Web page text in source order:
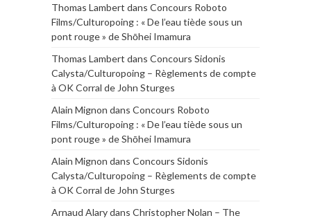
Thomas Lambert dans Concours Roboto
Films/Culturopoing : « De l’eau tiède sous un
pont rouge » de Shōhei Imamura
Thomas Lambert dans Concours Sidonis
Calysta/Culturopoing – Règlements de compte
à OK Corral de John Sturges
Alain Mignon dans Concours Roboto
Films/Culturopoing : « De l’eau tiède sous un
pont rouge » de Shōhei Imamura
Alain Mignon dans Concours Sidonis
Calysta/Culturopoing – Règlements de compte
à OK Corral de John Sturges
Arnaud Alarydans Christopher Nolan – The